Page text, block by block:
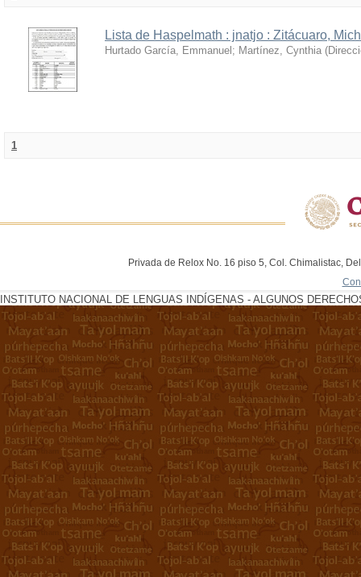
Lista de Haspelmath : jnatjo : Zitácuaro,
Hurtado García, Emmanuel ; Martínez, Cynthia (
1
Privada de Relox No. 16 piso 5, Col. Chimalistac,
INSTITUTO NACIONAL DE LENGUAS INDÍGENAS - ALGUNOS